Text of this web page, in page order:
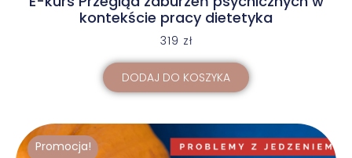
kontekście pracy dietetyka
319 zł
DODAJ DO KOSZYKA
Promocja!